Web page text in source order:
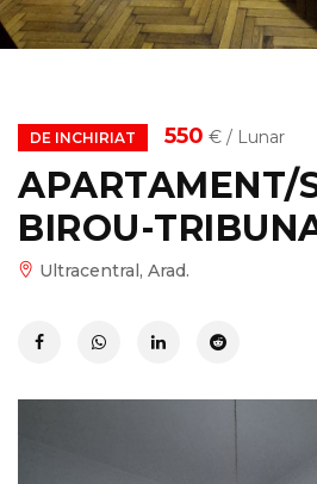
DE INCHIRIAT 550 € / Lunar
APARTAMENT/
BIROU-
Ultracentral, Arad.